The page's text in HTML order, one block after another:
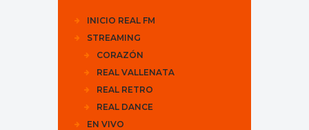
INICIO REAL FM
STREAMING
CORAZÓN
REAL VALLENATA
REAL RETRO
REAL DANCE
EN VIVO